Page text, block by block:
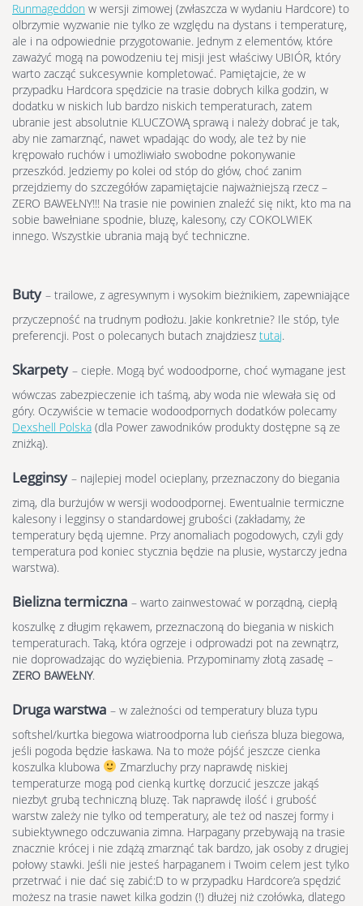
Runmageddon w wersji zimowej (zwłaszcza w wydaniu Hardcore) to
olbrzymie wyzwanie nie tylko ze względu na dystans i temperaturę,
ale i na odpowiednie przygotowanie. Jednym z elementów, które
zaważyć mogą na powodzeniu tej misji jest właściwy UBIÓR, który
warto zacząć sukcesywnie kompletować. Pamiętajcie, że w
przypadku Hardcora spędzicie na trasie dobrych kilka godzin, w
dodatku w niskich lub bardzo niskich temperaturach, zatem
ubranie jest absolutnie KLUCZOWĄ sprawą i należy dobrać je tak,
aby nie zamarznąć, nawet wpadając do wody, ale też by nie
krępowało ruchów i umożliwiało swobodne pokonywanie
przeszkód. Jedziemy po kolei od stóp do głów, choć zanim
przejdziemy do szczegółów zapamiętajcie najważniejszą rzecz –
ZERO BAWEŁNY!!! Na trasie nie powinien znaleźć się nikt, kto ma na
sobie bawełniane spodnie, bluzę, kalesony, czy COKOLWIEK
innego. Wszystkie ubrania mają być techniczne.
Buty – trailowe, z agresywnym i wysokim bieżnikiem, zapewniające
przyczepność na trudnym podłożu. Jakie konkretnie? Ile stóp, tyle
preferencji. Post o polecanych butach znajdziesz tutaj.
Skarpety – ciepłe. Mogą być wodoodporne, choć wymagane jest
wówczas zabezpieczenie ich taśmą, aby woda nie wlewała się od
góry. Oczywiście w temacie wodoodpornych dodatków polecamy
Dexshell Polska (dla Power zawodników produkty dostępne są ze
zniżką).
Legginsy – najlepiej model ocieplany, przeznaczony do biegania
zimą, dla burżujów w wersji wodoodpornej. Ewentualnie termiczne
kalesony i legginsy o standardowej grubości (zakładamy, że
temperatury będą ujemne. Przy anomaliach pogodowych, czyli gdy
temperatura pod koniec stycznia będzie na plusie, wystarczy jedna
warstwa).
Bielizna termiczna – warto zainwestować w porządną, ciepłą
koszulkę z długim rękawem, przeznaczoną do biegania w niskich
temperaturach. Taką, która ogrzeje i odprowadzi pot na zewnątrz,
nie doprowadzając do wyziębienia. Przypominamy złotą zasadę –
ZERO BAWEŁNY.
Druga warstwa – w zależności od temperatury bluza typu
softshel/kurtka biegowa wiatroodporna lub cieńsza bluza biegowa,
jeśli pogoda będzie łaskawa. Na to może pójść jeszcze cienka
koszulka klubowa
Zmarzluchy przy naprawdę niskiej
temperaturze mogą pod cienką kurtkę dorzucić jeszcze jakąś
niezbyt grubą techniczną bluzę. Tak naprawdę ilość i grubość
warstw zależy nie tylko od temperatury, ale też od naszej formy i
subiektywnego odczuwania zimna. Harpagany przebywają na trasie
znacznie krócej i nie zdążą zmarznąć tak bardzo, jak osoby z drugiej
połowy stawki. Jeśli nie jesteś harpaganem i Twoim celem jest tylko
przetrwać i nie dać się zabić:D to w przypadku Hardcore’a spędzić
możesz na trasie nawet kilka godzin (!) dłużej niż czołówka, dlatego